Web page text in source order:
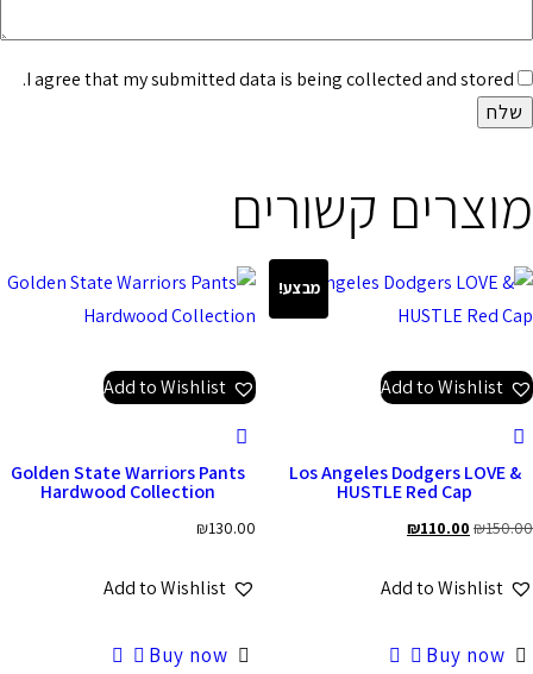
I agree that my submitted data is being collected and stored.
מוצרים קשורים
מבצע!
Add to Wishlist
Los Angeles Dodgers LOVE &
HUSTLE Red Cap
₪150.00
₪110.00
Add to Wishlist
Buy now
Add to Wishlist
Golden State Warriors Pants
Hardwood Collection
₪130.00
Add to Wishlist
Buy now